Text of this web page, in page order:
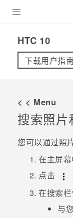
VIVE
支持帮助
在线客服
HTC 10‎
下载用户指南
< < Menu
搜索照片
您可以通过照
在主屏幕
点击
在搜索栏
与